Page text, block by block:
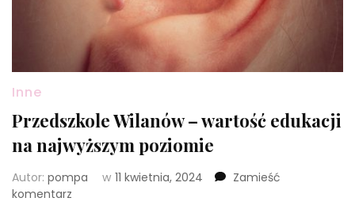
Inne
Przedszkole Wilanów – wartość edukacji
na najwyższym poziomie
Autor: pompa w 11 kwietnia, 2024
Zamieść
komentarz